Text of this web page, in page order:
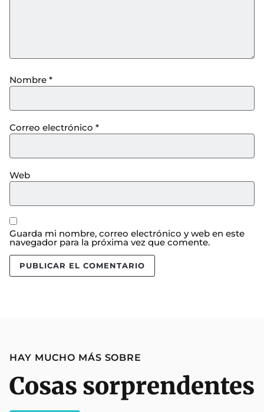
Nombre *
Correo electrónico *
Web
Guarda mi nombre, correo electrónico y web en este
navegador para la próxima vez que comente.
HAY MUCHO MÁS SOBRE
Cosas sorprendentes